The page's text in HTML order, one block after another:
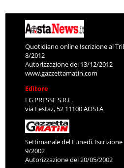
Quotidiano online Iscrizione al
8/2012
Autorizzazione del 13/12/2012
www.gazzettamatin.com
Editore
LG PRESSE S.R.L.
via Festaz, 52 11100 AOSTA
Settimanale del Lunedì.
9/2002
Autorizzazione del 20/05/2002